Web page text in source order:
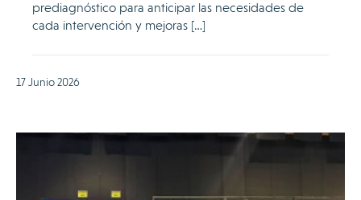
prediagnóstico para anticipar las necesidades de
cada intervención y mejoras […]
17 Junio 2026